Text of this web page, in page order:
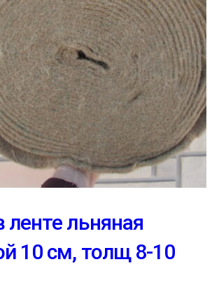
ленте льняная
10 см, толщ 8-10